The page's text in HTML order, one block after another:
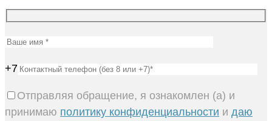
+7
Отправляя обращение, я ознакомлен (а) и
принимаю политику конфиденциальности и даю